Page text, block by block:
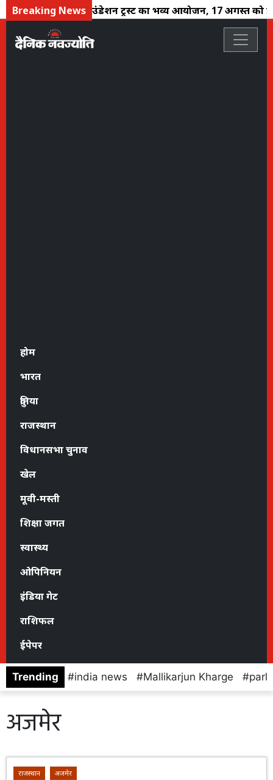
Breaking News
श्री धर्म फाउंडेशन ट्रस्ट का भव्य आयोजन, 17 अगस्त को
होम
भारत
दुनिया
राजस्थान
विधानसभा चुनाव
खेल
मूवी-मस्ती
शिक्षा जगत
स्वास्थ्य
ओपिनियन
इंडिया गेट
राशिफल
ईपेपर
Trending india news Mallikarjun Kharge
अजमेर
राजस्थान अजमेर